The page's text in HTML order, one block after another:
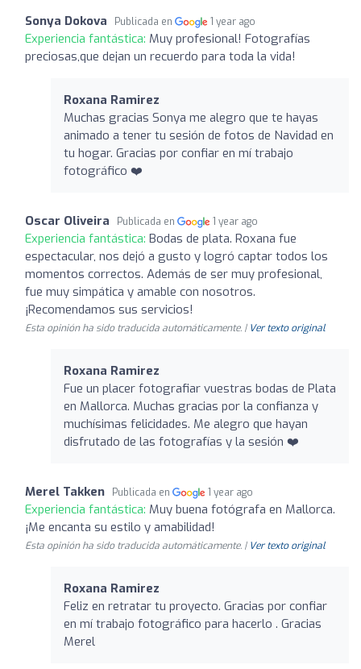
Sonya Dokova Publicada en 1 year ago
Experiencia fantástica: Muy profesional! Fotografías
preciosas,que dejan un recuerdo para toda la vida!
Roxana Ramirez
Muchas gracias Sonya me alegro que te hayas
animado a tener tu sesión de fotos de Navidad en
tu hogar. Gracias por confiar en mí trabajo
fotográfico ❤️
Oscar Oliveira Publicada en 1 year ago
Experiencia fantástica: Bodas de plata. Roxana fue
espectacular, nos dejó a gusto y logró captar todos los
momentos correctos. Además de ser muy profesional,
fue muy simpática y amable con nosotros.
¡Recomendamos sus servicios!
Esta opinión ha sido traducida automáticamente. | Ver texto original
Roxana Ramirez
Fue un placer fotografiar vuestras bodas de Plata
en Mallorca. Muchas gracias por la confianza y
muchísimas felicidades. Me alegro que hayan
disfrutado de las fotografías y la sesión ❤️
Merel Takken Publicada en 1 year ago
Experiencia fantástica: Muy buena fotógrafa en Mallorca.
¡Me encanta su estilo y amabilidad!
Esta opinión ha sido traducida automáticamente. | Ver texto original
Roxana Ramirez
Feliz en retratar tu proyecto. Gracias por confiar
en mí trabajo fotográfico para hacerlo . Gracias
Merel